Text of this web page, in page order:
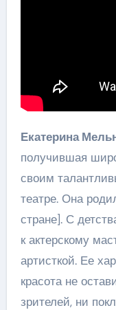
Екатерина
получившая
своим
театре. Она
стране]. С
к актерскому
артисткой. Ее
красота не
зрителей, ни